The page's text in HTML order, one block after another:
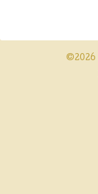
©2026